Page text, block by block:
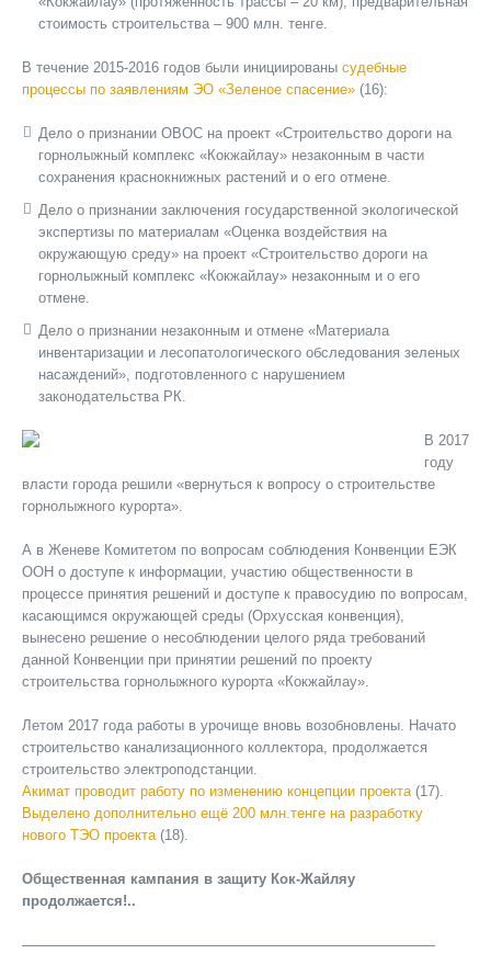
стоимость строительства – 900 млн. тенге.
В течение 2015-2016 годов были инициированы судебные
процессы по заявлениям ЭО «Зеленое спасение» (16):
Дело о признании ОВОС на проект «Строительство дороги на
горнолыжный комплекс «Кокжайлау» незаконным в части
сохранения краснокнижных растений и о его отмене.
Дело о признании заключения государственной экологической
экспертизы по материалам «Оценка воздействия на
окружающую среду» на проект «Строительство дороги на
горнолыжный комплекс «Кокжайлау» незаконным и о его
отмене.
Дело о признании незаконным и отмене «Материала
инвентаризации и лесопатологического обследования зеленых
насаждений», подготовленного с нарушением
законодательства РК.
В 2017
году
власти города решили «вернуться к вопросу о строительстве
горнолыжного курорта».
А в Женеве Комитетом по вопросам соблюдения Конвенции ЕЭК
ООН о доступе к информации, участию общественности в
процессе принятия решений и доступе к правосудию по вопросам,
касающимся окружающей среды (Орхусская конвенция),
вынесено решение о несоблюдении целого ряда требований
данной Конвенции при принятии решений по проекту
строительства горнолыжного курорта «Кокжайлау».
Летом 2017 года работы в урочище вновь возобновлены. Начато
строительство канализационного коллектора, продолжается
строительство электроподстанции.
Акимат проводит работу по изменению концепции проекта(17).
Выделено дополнительно ещё 200 млн.тенге на разработку
нового ТЭО проекта(18).
Общественная кампания в защиту Кок-Жайляу
продолжается!..
—————————————————————————————